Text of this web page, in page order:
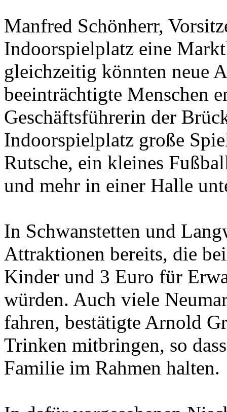
Manfred Schönherr,
Indoorspielplatz eine
gleichzeitig könnten neue
beeinträchtigte Menschen
Geschäftsführerin der
Indoorspielplatz große
Rutsche, ein kleines
und mehr in einer Halle
In Schwanstetten und
Attraktionen bereits, die
Kinder und 3 Euro für
würden. Auch viele
fahren, bestätigte Arnold
Trinken mitbringen, so
Familie im Rahmen halten.